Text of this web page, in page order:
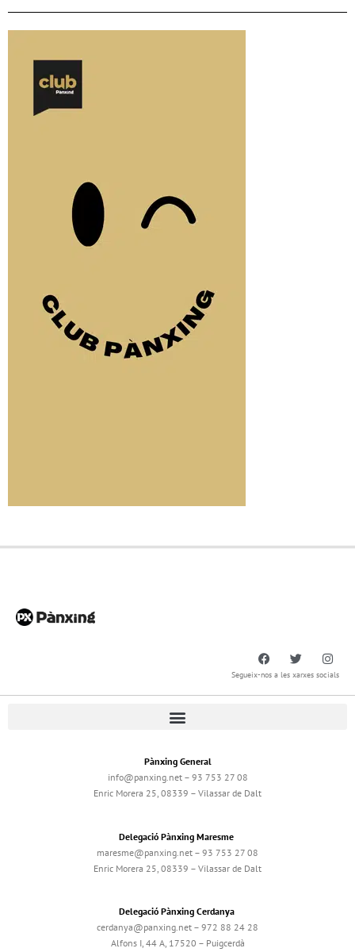
Segueix-nos a les xarxes socials
Pànxing General
info@panxing.net – 93 753 27 08
Enric Morera 25, 08339 – Vilassar de Dalt
Delegació Pànxing Maresme
maresme@panxing.net – 93 753 27 08
Enric Morera 25, 08339 – Vilassar de Dalt
Delegació Pànxing Cerdanya
cerdanya@panxing.net – 972 88 24 28
Alfons I, 44 A, 17520 – Puigcerdà